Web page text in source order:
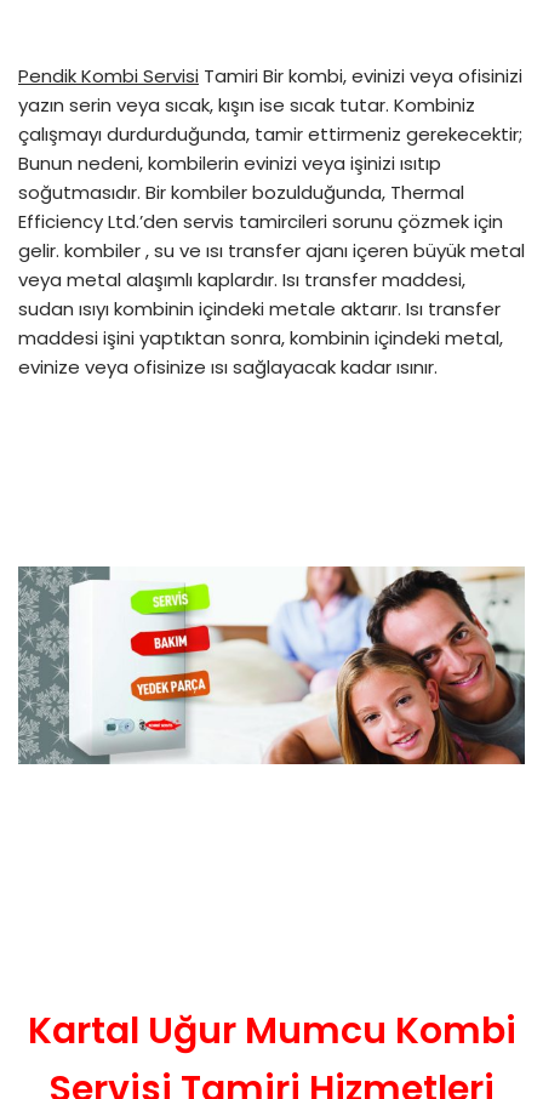
Pendik Kombi Servisi Tamiri Bir kombi, evinizi veya ofisinizi
yazın serin veya sıcak, kışın ise sıcak tutar. Kombiniz
çalışmayı durdurduğunda, tamir ettirmeniz gerekecektir;
Bunun nedeni, kombilerin evinizi veya işinizi ısıtıp
soğutmasıdır. Bir kombiler bozulduğunda, Thermal
Efficiency Ltd.’den servis tamircileri sorunu çözmek için
gelir. kombiler , su ve ısı transfer ajanı içeren büyük metal
veya metal alaşımlı kaplardır. Isı transfer maddesi,
sudan ısıyı kombinin içindeki metale aktarır. Isı transfer
maddesi işini yaptıktan sonra, kombinin içindeki metal,
evinize veya ofisinize ısı sağlayacak kadar ısınır.
Kartal Uğur Mumcu Kombi
Servisi Tamiri Hizmetleri